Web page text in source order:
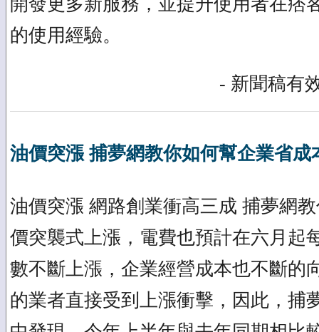
的使用經驗。
- 新聞稿有
油價突漲 捕夢網教你如何幫企業省成
油價突漲 網路創業衝高三成 捕夢網
價突襲式上漲，電費也預計在六月起
數不斷上漲，企業經營成本也不斷的
的業者直接受到上漲衝擊，因此，捕